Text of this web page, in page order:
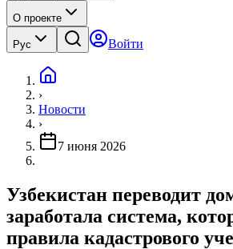
О проекте
Рус Войти
›
Новости
›
7 июня 2026
Узбекистан переводит
заработала система,
правила кадастрового